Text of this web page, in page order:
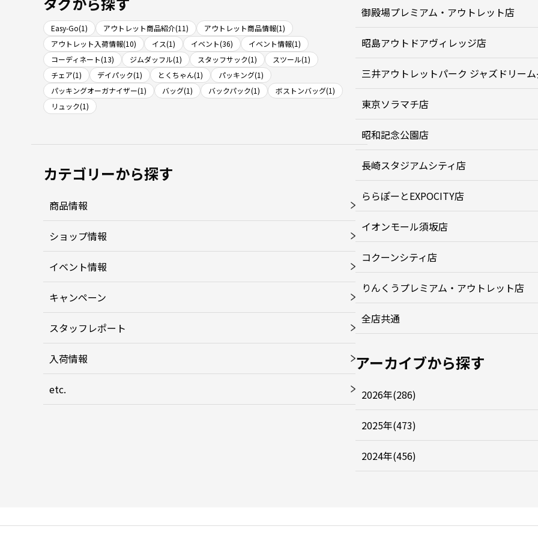
Easy-Go(1) アウトレット商品紹介(11)
アウトレット商品情報(1)
アウトレット入荷情報(10)
イス(1) イベント(36)
イベント情報(1)
コーディネート(13)
ジムダッフル(1) スタッフサック(1)
スツール(1)
チェア(1)
デイパック(1) とくちゃん(1)
パッキング(1)
パッキングオーガナイザー(1)
バッグ(1) バックパック(1)
ボストンバッグ(1)
リュック(1)
カテゴリーから探す
商品情報
ショップ情報
イベント情報
キャンペーン
スタッフレポート
入荷情報
etc.
御殿場プレミアム・アウトレット店
昭島アウトドアヴィレッジ店
三井アウトレットパーク ジャズドリー
東京ソラマチ店
昭和記念公園店
長崎スタジアムシティ店
ららぽーとEXPOCITY店
イオンモール須坂店
コクーンシティ店
りんくうプレミアム・アウトレット店
全店共通
アーカイブから探す
2026年(286)
2025年(473)
2024年(456)